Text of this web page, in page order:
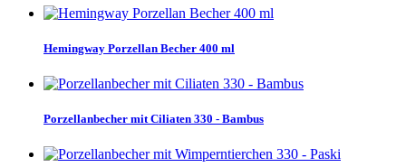
Hemingway Porzellan Becher 400 ml
Porzellanbecher mit Ciliaten 330 - Bambus